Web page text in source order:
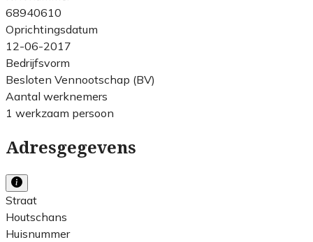
68940610
Oprichtingsdatum
12-06-2017
Bedrijfsvorm
Besloten Vennootschap (BV)
Aantal werknemers
1 werkzaam persoon
Adresgegevens
Straat
Houtschans
Huisnummer